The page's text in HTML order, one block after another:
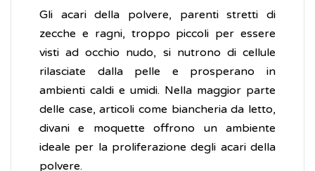
Gli acari della polvere, parenti stretti di
zecche e ragni, troppo piccoli per essere
visti ad occhio nudo, si nutrono di cellule
rilasciate dalla pelle e prosperano in
ambienti caldi e umidi. Nella maggior parte
delle case, articoli come biancheria da letto,
divani e moquette offrono un ambiente
ideale per la proliferazione degli acari della
polvere.